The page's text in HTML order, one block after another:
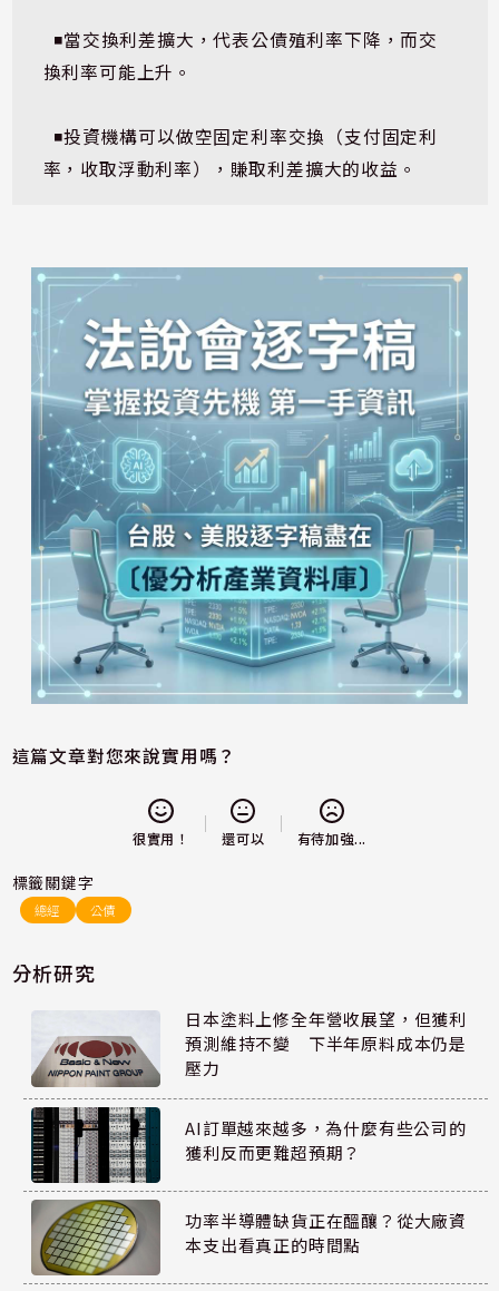
換利率可能上升。
率，收取浮動利率），賺取利差擴大的收益。
這篇文章對您來說實用嗎？
很實用！ 還可以 有待加強...
標籤關鍵字
總經 公債
分析研究
日本塗料上修全年營收展望，但獲利
預測維持不變 下半年原料成本仍是
壓力
AI訂單越來越多，為什麼有些公司的
獲利反而更難超預期？
功率半導體缺貨正在醞釀？從大廠資
本支出看真正的時間點